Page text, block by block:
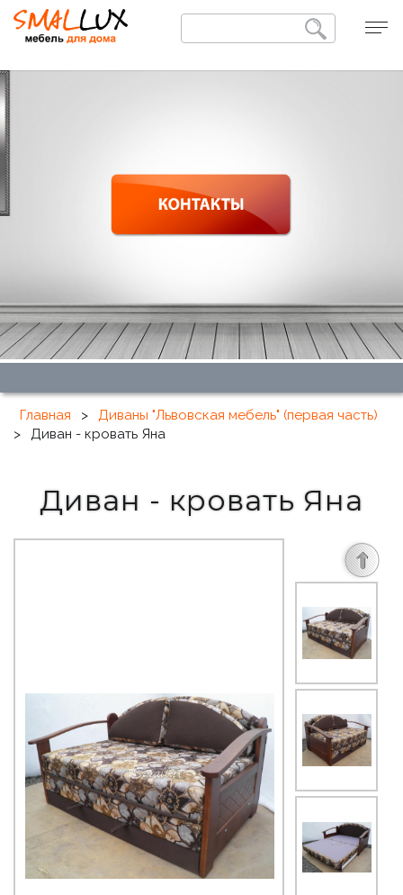
Главная >
Диваны "Львовская мебель" (первая часть)
>
Диван - кровать Яна
Диван - кровать Яна